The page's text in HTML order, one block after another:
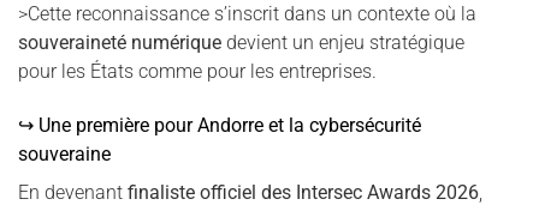
>Cette reconnaissance s’inscrit dans un contexte où la
souveraineté numérique devient un enjeu stratégique
pour les États comme pour les entreprises.
↪ Une première pour Andorre et la cybersécurité
souveraine
En devenant finaliste officiel des Intersec Awards 2026